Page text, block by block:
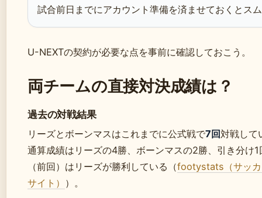
試合前日までにアカウント準備を済ませておくとス
U-NEXTの契約が必要な点を事前に確認しておこう。
両チームの直接対決成績は？
過去の対戦結果
リーズとボーンマスはこれまでに公式戦で7回 対戦して
通算成績はリーズの4勝、ボーンマスの2勝、引き分け
（前回）はリーズが勝利している（footystats（サッカ
サイト） ）。